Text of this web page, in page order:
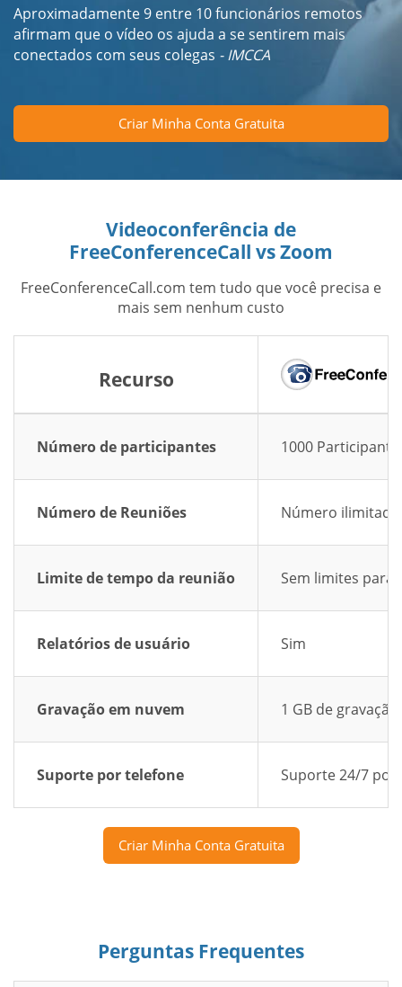
Aproximadamente 9 entre 10 funcionários remotos
afirmam que o vídeo os ajuda a se sentirem mais
conectados com seus colegas - IMCCA
Criar Minha Conta Gratuita
Videoconferência de
FreeConferenceCall vs Zoom
FreeConferenceCall.com tem tudo que você precisa e
mais sem nenhum custo
Recurso
Número de participantes 1000
Número de Reuniões Número
Limite de tempo da reunião Sem limites para
Relatórios de usuário Sim
Gravação em nuvem 1 GB de
Suporte por telefone Suporte 24/7 por
Criar Minha Conta Gratuita
Perguntas Frequentes